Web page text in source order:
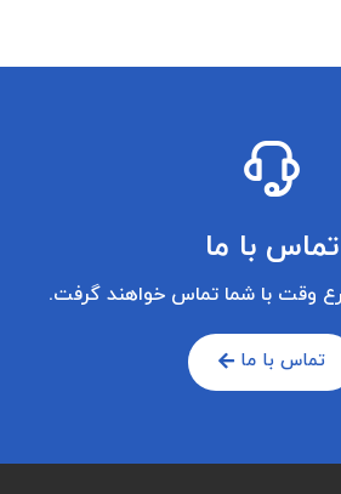
تماس با ما
وقت با شما تماس خواهند گرفت.
تماس با ما